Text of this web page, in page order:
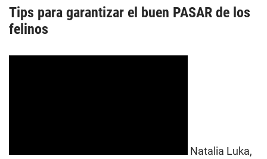
Tips para garantizar el buen PASAR de los
felinos
Natalia Luka,